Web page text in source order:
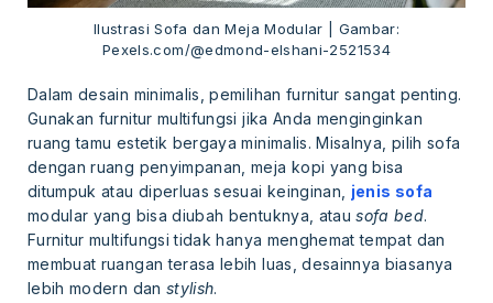
Ilustrasi Sofa dan Meja Modular | Gambar:
Pexels.com/@edmond-elshani-2521534
Dalam desain minimalis, pemilihan furnitur sangat penting.
Gunakan furnitur multifungsi jika Anda menginginkan
ruang tamu estetik bergaya minimalis. Misalnya, pilih sofa
dengan ruang penyimpanan, meja kopi yang bisa
ditumpuk atau diperluas sesuai keinginan, jenis sofa
modular yang bisa diubah bentuknya, atau sofa bed.
Furnitur multifungsi tidak hanya menghemat tempat dan
membuat ruangan terasa lebih luas, desainnya biasanya
lebih modern dan stylish.